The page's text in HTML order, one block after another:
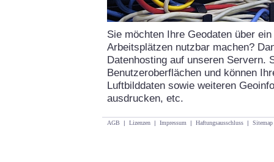
Sie möchten Ihre Geodaten über
Arbeitsplätzen nutzbar machen?
Datenhosting auf unseren Servern.
Benutzeroberflächen und können
Luftbilddaten sowie weiteren
ausdrucken, etc.
AGB | Lizenzen | Impressum | Haftungsausschluss | Sitemap